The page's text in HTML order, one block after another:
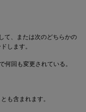
て、または次のどちらかの
します。
何回も変更されている。
も含まれます。